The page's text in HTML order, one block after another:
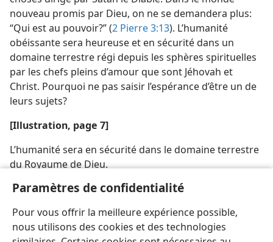
Paramètres de confidentialité
Pour vous offrir la meilleure expérience possible,
nous utilisons des cookies et des technologies
nouveau promis par Dieu, on ne se demandera plus:
“Qui est au pouvoir?” (2 Pierre 3:13). L’humanité
obéissante sera heureuse et en sécurité dans un
domaine terrestre régi depuis les sphères spirituelles
par les chefs pleins d’amour que sont Jéhovah et
Christ. Pourquoi ne pas saisir l’espérance d’être un de
leurs sujets?
[Illustration, page 7]
L’humanité sera en sécurité dans le domaine terrestre
du Royaume de Dieu.
[Crédit photographique, page 4]
photo NASA